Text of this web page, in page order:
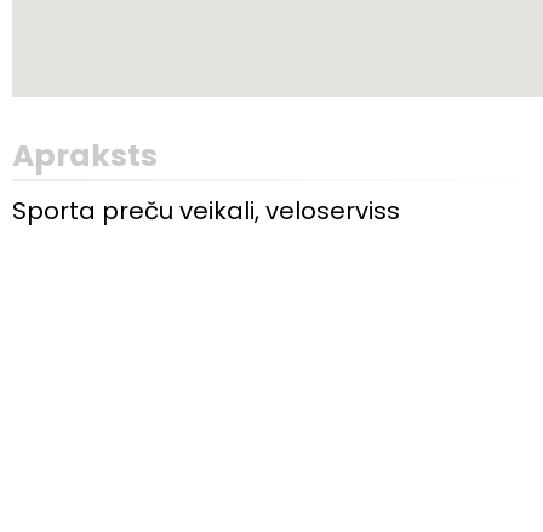
Apraksts
Sporta preču veikali, veloserviss